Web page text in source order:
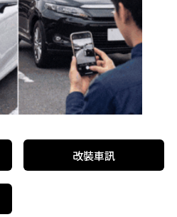
改裝車訊